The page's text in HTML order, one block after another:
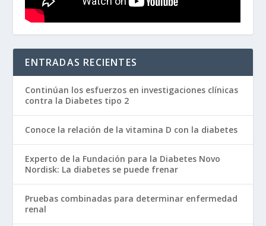
ENTRADAS RECIENTES
Continúan los esfuerzos en investigaciones clínicas
contra la Diabetes tipo 2
Conoce la relación de la vitamina D con la diabetes
Experto de la Fundación para la Diabetes Novo
Nordisk: La diabetes se puede frenar
Pruebas combinadas para determinar enfermedad
renal